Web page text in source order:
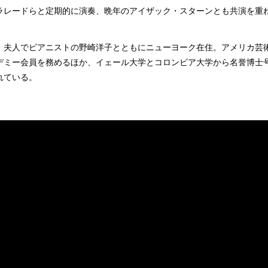
レードらと定期的に演奏、晩年のアイザック・スターンとも共演を重
夫人でピアニストの野崎洋子とともにニューヨーク在住。アメリカ芸
ミー会員を務めるほか、イェール大学とコロンビア大学から名誉博士
いる。